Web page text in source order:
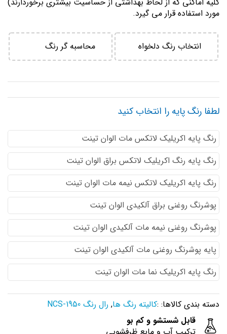
مورد استفاده قرار می گیرد.
انتخاب رنگ دلخواه محاسبه گر رنگ
لطفا رنگ پایه را انتخاب کنید
رنگ پایه اكريليك لاتكس مات الوان تینت
رنگ پایه رنگ اكريليك لاتكس براق الوان تینت
رنگ پایه اكريليك لاتكس نيمه مات الوان تینت
پوشرنگ روغنی براق آلکیدی الوان تینت
پوشرنگ روغنی نیمه مات آلکیدی الوان تینت
پایه پوشرنگ روغنی مات آلکیدی الوان تینت
رنگ پایه اکریلیک نما مات الوان تینت
دسته بندی کالاها: :کالیته رنگ ها, رال رنگ NCS-1950
قابل شستشو و کم بو